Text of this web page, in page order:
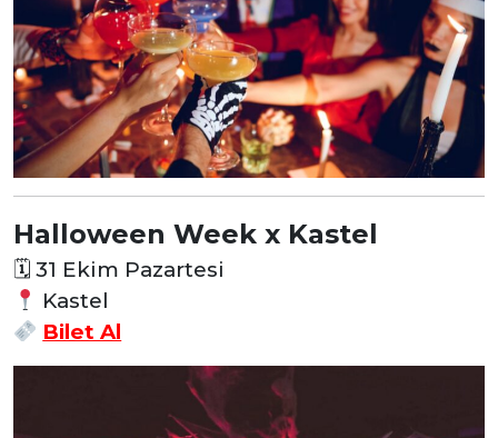
Halloween Week x Kastel
🗓 31 Ekim Pazartesi
Kastel
Bilet Al